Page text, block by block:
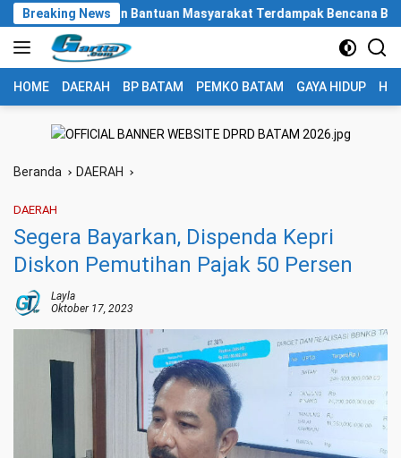
Langsung
ke
konten
Breaking News
Bantuan Masyarakat Terdampak Bencana Banjir di
HOME DAERAH BP BATAM PEMKO BATAM GAYA HIDUP
Beranda DAERAH
DAERAH
Segera Bayarkan, Dispenda Kepri
Diskon Pemutihan Pajak 50 Persen
Layla
Oktober 17, 2023